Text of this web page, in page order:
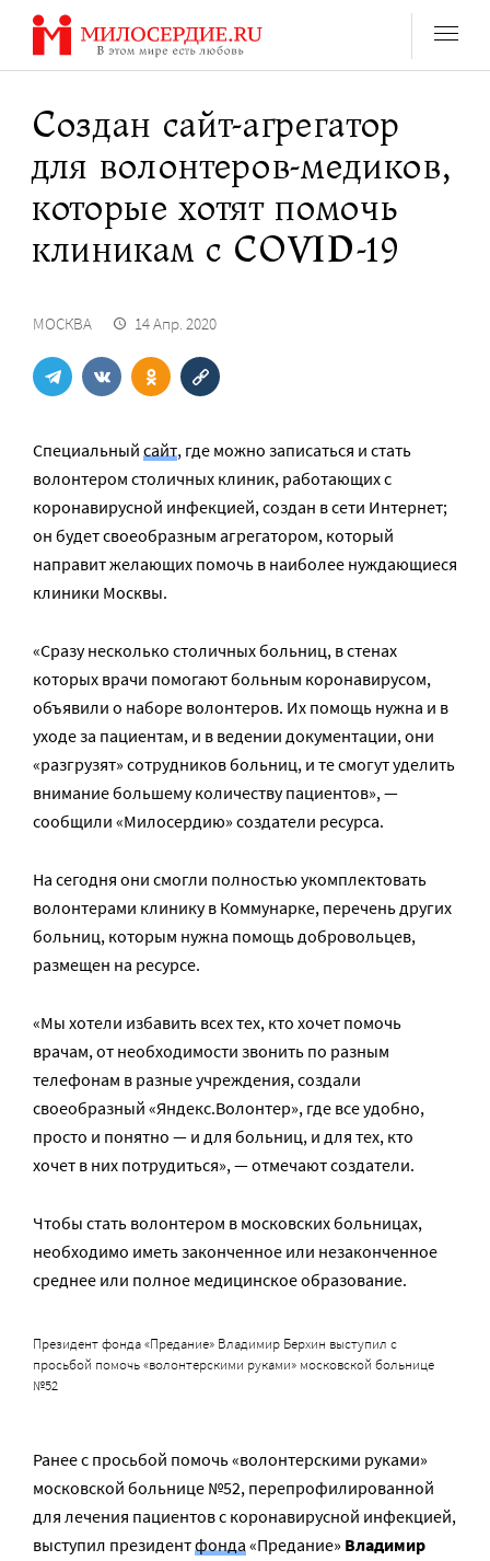
Перейти
содержанию
Создан сайт-агрегатор
для волонтеров-медиков,
которые хотят помочь
клиникам c COVID-19
МОСКВА 14 Апр. 2020
Специальный сайт, где можно записаться и стать
волонтером столичных клиник, работающих с
коронавирусной инфекцией, создан в сети Интернет;
он будет своеобразным агрегатором, который
направит желающих помочь в наиболее нуждающиеся
клиники Москвы.
«Сразу несколько столичных больниц, в стенах
которых врачи помогают больным коронавирусом,
объявили о наборе волонтеров. Их помощь нужна и в
уходе за пациентам, и в ведении документации, они
«разгрузят» сотрудников больниц, и те смогут уделить
внимание большему количеству пациентов», —
сообщили «Милосердию» создатели ресурса.
На сегодня они смогли полностью укомплектовать
волонтерами клинику в Коммунарке, перечень других
больниц, которым нужна помощь добровольцев,
размещен на ресурсе.
«Мы хотели избавить всех тех, кто хочет помочь
врачам, от необходимости звонить по разным
телефонам в разные учреждения, создали
своеобразный «Яндекс.Волонтер», где все удобно,
просто и понятно — и для больниц, и для тех, кто
хочет в них потрудиться», — отмечают создатели.
Чтобы стать волонтером в московских больницах,
необходимо иметь законченное или незаконченное
среднее или полное медицинское образование.
Президент фонда «Предание» Владимир Берхин выступил с
просьбой помочь «волонтерскими руками» московской больнице
№52
Ранее с просьбой помочь «волонтерскими руками»
московской больнице №52, перепрофилированной
для лечения пациентов с коронавирусной инфекцией,
выступил президентфонда«Предание» Владимир